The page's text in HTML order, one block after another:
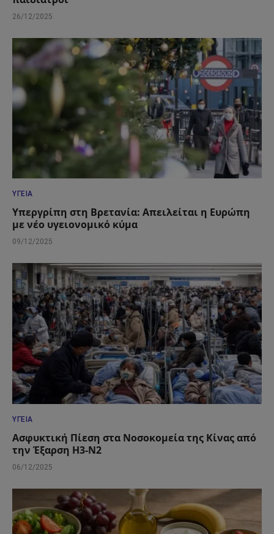
26/12/2025
ΥΓΕΊΑ
Υπεργρίπη στη Βρετανία: Απειλείται η Ευρώπη
με νέο υγειονομικό κύμα
09/12/2025
ΥΓΕΊΑ
Ασφυκτική Πίεση στα Νοσοκομεία της Κίνας από
την Έξαρση H3-N2
06/12/2025